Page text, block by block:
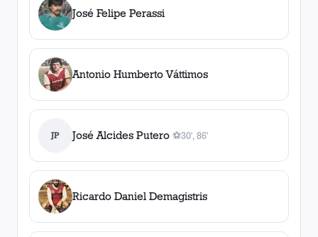
José Felipe Perassi
Antonio Humberto Váttimos
JP José Alcides Putero ⚽
2gol es, 30', 86'
30', 86'
Ricardo Daniel Demagistris